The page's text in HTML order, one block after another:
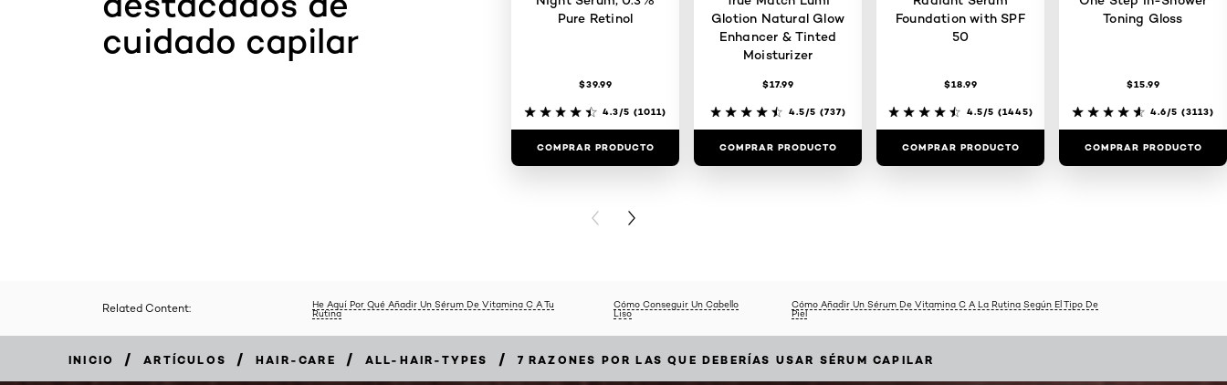
cuidado capilar
Pure Retinol
$39.99
4.3/5 (1011)
COMPRAR PRODUCTO
Glotion Natural Glow
Enhancer & Tinted
Moisturizer
$17.99
4.5/5 (737)
COMPRAR PRODUCTO
Foundation with SPF
50
$18.99
4.5/5 (1445)
COMPRAR PRODUCTO
Toning Gloss
$15.99
4.6/5 (3113)
COMPRAR PRODUCTO
PREVIOUS CARD
NEXT CARD
Related Content:
He Aquí Por Qué Añadir Un Sérum De Vitamina C A Tu
Rutina
Cómo Conseguir Un Cabello
Liso
Cómo Añadir Un Sérum De Vitamina C A La Rutina Según El Tipo De
Piel
INICIO / ARTÍCULOS / HAIR-CARE / ALL-HAIR-TYPES / 7 RAZONES POR LAS QUE DEBERÍAS USAR SÉRUM CAPILAR